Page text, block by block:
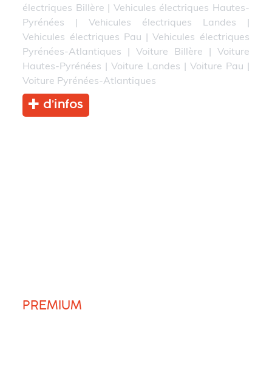
électriques Billère | Vehicules électriques Hautes-
Pyrénées |Vehicules électriques Landes |
Vehicules électriques Pau |Vehicules électriques
Pyrénées-Atlantiques |Voiture Billère | Voiture
Hautes-Pyrénées |Voiture Landes | Voiture Pau |
Voiture Pyrénées-Atlantiques
d’infos
PREMIUM